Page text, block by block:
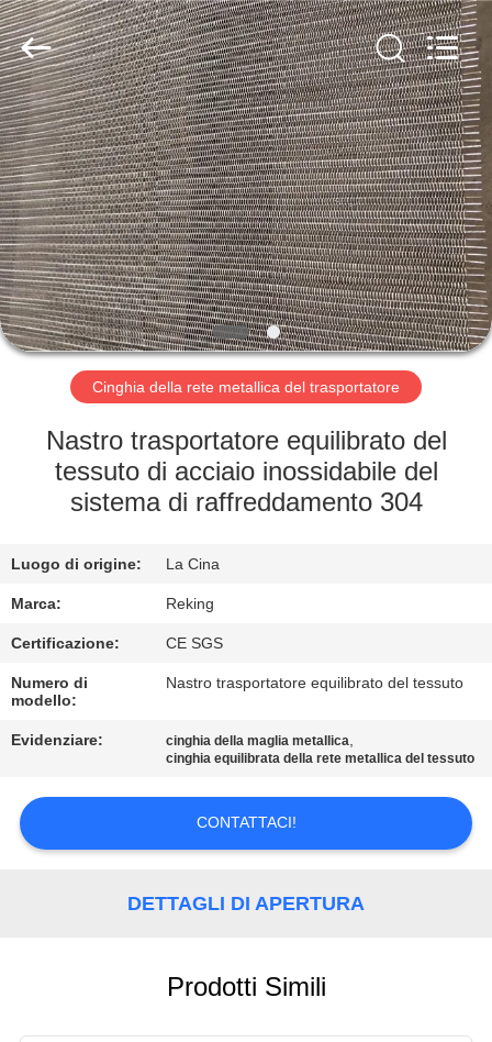
CASA
PRODOTTI
CIRCA
NOI
GIRO
DELLA
FABBRICA
CONTROLLO
QUALITÀ
CONTATTICI
NOTIZIE
CITAZIONE
2026
Hebei
Reking
Wire
Mesh
Co.,Ltd.
All
Rights
Reserved.
Cinghia della rete metallica del trasportatore
Nastro trasportatore equilibrato del
tessuto di acciaio inossidabile del
sistema di raffreddamento 304
Luogo di origine: La Cina
Marca: Reking
Certificazione: CE SGS
Numero di
modello:
Nastro trasportatore equilibrato del tessuto
Evidenziare: cinghia della maglia metallica,
cinghia equilibrata della rete metallica del tessuto
CONTATTACI!
DETTAGLI DI APERTURA
Prodotti Simili